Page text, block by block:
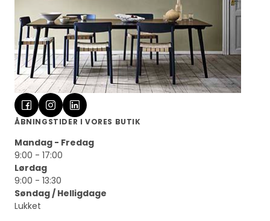
ÅBNINGSTIDER I VORES BUTIK
Mandag - Fredag
9:00 - 17:00
Lørdag
9:00 - 13:30
Søndag / Helligdage
Lukket